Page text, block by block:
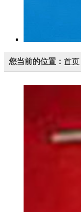
您当前的位置： 首页